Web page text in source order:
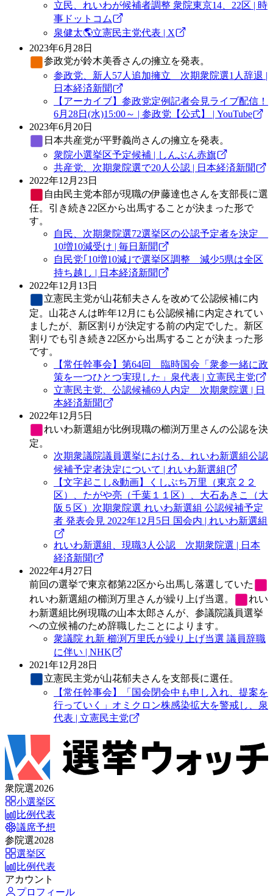
立民、れいわが候補者調整 衆院東京14、22区 | 時
事ドットコム
泉健太🌎立憲民主党代表 | X
2023年6月28日
参政党が鈴木美香さんの擁立を発表。
参政党、新人57人追加擁立 次期衆院選1人辞退 |
日本経済新聞
【アーカイブ】参政党定例記者会見ライブ配信！
6月28日(水)15:00～ | 参政党【公式】 | YouTube
2023年6月20日
日本共産党が平野義尚さんの擁立を発表。
衆院小選挙区予定候補 | しんぶん赤旗
共産党、次期衆院選で20人公認 | 日本経済新聞
2022年12月23日
自由民主党本部が現職の伊藤達也さんを支部長に選
任。引き続き22区から出馬することが決まった形で
す。
自民、次期衆院選72選挙区の公認予定者を決定
10増10減受け | 毎日新聞
自民党｢10増10減｣で選挙区調整 減少5県は全区
持ち越し | 日本経済新聞
2022年12月13日
立憲民主党が山花郁夫さんを改めて公認候補に内
定。山花さんは昨年12月にも公認候補に内定されてい
ましたが、新区割りが決定する前の内定でした。新区
割りでも引き続き22区から出馬することが決まった形
です。
【常任幹事会】第64回 臨時国会「衆参一緒に政
策を一つひとつ実現した」泉代表 | 立憲民主党
立憲民主党、公認候補69人内定 次期衆院選 | 日
本経済新聞
2022年12月5日
れいわ新選組が比例現職の櫛渕万里さんの公認を決
定。
次期衆議院議員選挙における、れいわ新選組公認
候補予定者決定について | れいわ新選組
【文字起こし&動画】くしぶち万里（東京２２
区）、たがや亮（千葉１１区）、大石あきこ（大
阪５区）次期衆院選 れいわ新選組 公認候補予定
者 発表会見 2022年12月5日 国会内 | れいわ新選組
れいわ新選組、現職3人公認 次期衆院選 | 日本
経済新聞
2022年4月27日
前回の選挙で東京都第22区から出馬し落選していた
れいわ新選組の櫛渕万里さんが繰り上げ当選。
れい
わ新選組 比例現職の山本太郎さんが、参議院議員選挙
への立候補のため辞職したことによります。
衆議院 れ新 櫛渕万里氏が繰り上げ当選 議員辞職
に伴い | NHK
2021年12月28日
立憲民主党が山花郁夫さんを支部長に選任。
【常任幹事会】「国会閉会中も申し入れ、提案を
行っていく」オミクロン株感染拡大を警戒し、泉
代表 | 立憲民主党
衆院選2026
小選挙区
比例代表
議席予想
参院選2028
選挙区
比例代表
アカウント
プロフィール